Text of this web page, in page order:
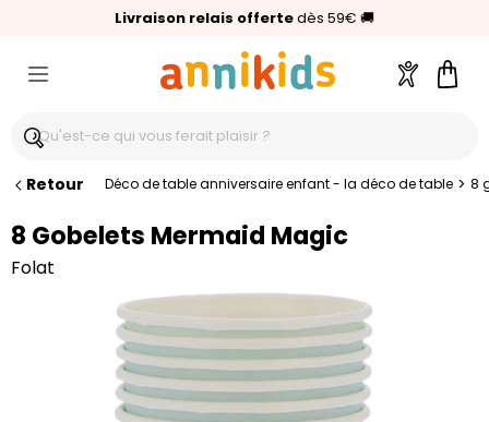
Livraison relais offertedès 59€ 🚚
🥇Palmarès Capital 2025 :Annikids N°1
⭐⭐⭐⭐⭐4,6/5(24 000 avis clients)
Compte
Retour Déco de table anniversaire enfant - la déco de table > 8
8 Gobelets Mermaid Magic
Folat